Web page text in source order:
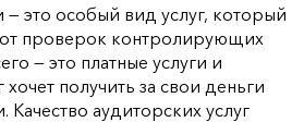
— это особый вид услуг, который
от проверок контролирующих
— это платные услуги и
хочет получить за свои деньги
Качество аудиторских услуг